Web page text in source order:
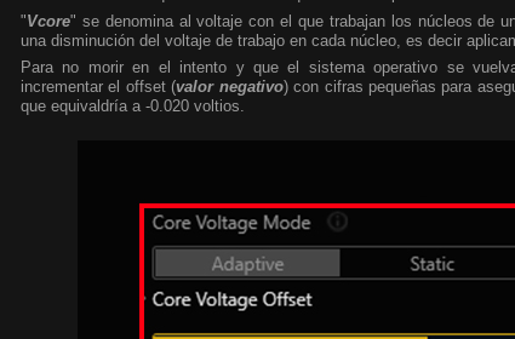
"Vcore" se denomina al voltaje con el que trabajan los núcleos de
una disminución del voltaje de trabajo en cada núcleo, es decir
Para no morir en el intento y que el sistema operativo se
incrementar el offset (valor negativo) con cifras pequeñas para
que equivaldría a -0.020 voltios.